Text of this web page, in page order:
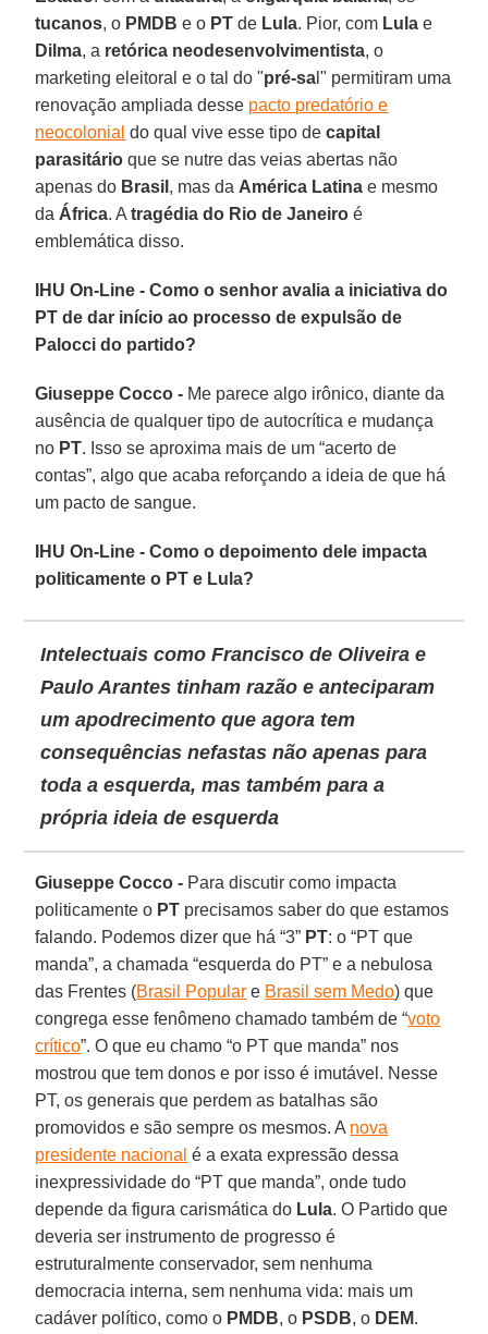
tucanos, o PMDB e o PT de Lula. Pior, com Lula e
Dilma, a retórica neodesenvolvimentista, o
marketing eleitoral e o tal do "pré-sa l" permitiram uma
renovação ampliada desse pacto predatório e
neocolonial do qual vive esse tipo decapital
parasitário que se nutre das veias abertas não
apenas do Brasil , mas da América Latina e mesmo
da África. Atragédia do Rio de Janeiro é
emblemática disso.
IHU On-Line - Como o senhor avalia a iniciativa do
PT de dar início ao processo de expulsão de
Palocci do partido?
Giuseppe Cocco - Me parece algo irônico, diante da
ausência de qualquer tipo de autocrítica e mudança
no PT. Isso se aproxima mais de um “acerto de
contas”, algo que acaba reforçando a ideia de que há
um pacto de sangue.
IHU On-Line - Como o depoimento dele impacta
politicamente o PT e Lula?
Intelectuais como Francisco de Oliveira e
Paulo Arantes tinham razão e anteciparam
um apodrecimento que agora tem
consequências nefastas não apenas para
toda a esquerda, mas também para a
própria ideia de esquerda
Giuseppe Cocco - Para discutir como impacta
politicamente o PT precisamos saber do que estamos
falando. Podemos dizer que há “3” PT: o “PT que
manda”, a chamada “esquerda do PT” e a nebulosa
das Frentes (Brasil Popular e Brasil sem Medo) que
congrega esse fenômeno chamado também de “voto
crítico”. O que eu chamo “o PT que manda” nos
mostrou que tem donos e por isso é imutável. Nesse
PT, os generais que perdem as batalhas são
promovidos e são sempre os mesmos. A nova
presidente nacional é a exata expressão dessa
inexpressividade do “PT que manda”, onde tudo
depende da figura carismática do Lula. O Partido que
deveria ser instrumento de progresso é
estruturalmente conservador, sem nenhuma
democracia interna, sem nenhuma vida: mais um
cadáver político, como o PMDB, o PSDB, o DEM.